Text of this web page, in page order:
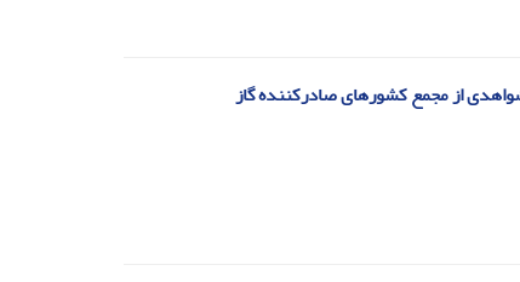
از مجمع کشورهای صادرکننده گاز